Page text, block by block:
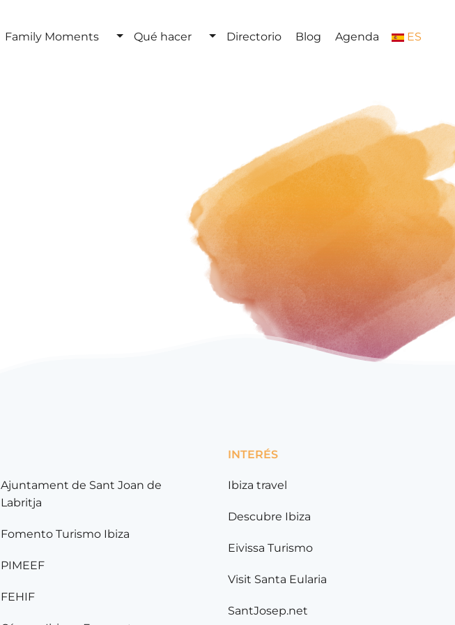
Family Moments Qué hacer Directorio Blog Agenda ES
Ajuntament de Sant Joan de
Labritja
Fomento Turismo Ibiza
PIMEEF
FEHIF
INTERÉS
Ibiza travel
Descubre Ibiza
Eivissa Turismo
Visit Santa Eularia
SantJosep.net